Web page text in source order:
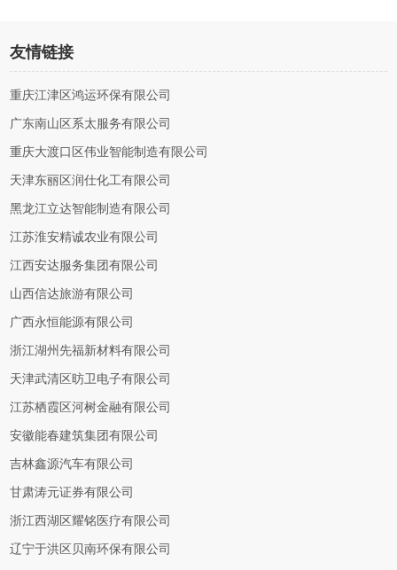
友情链接
重庆江津区鸿运环保有限公司
广东南山区系太服务有限公司
重庆大渡口区伟业智能制造有限公司
天津东丽区润仕化工有限公司
黑龙江立达智能制造有限公司
江苏淮安精诚农业有限公司
江西安达服务集团有限公司
山西信达旅游有限公司
广西永恒能源有限公司
浙江湖州先福新材料有限公司
天津武清区昉卫电子有限公司
江苏栖霞区河树金融有限公司
安徽能春建筑集团有限公司
吉林鑫源汽车有限公司
甘肃涛元证券有限公司
浙江西湖区耀铭医疗有限公司
辽宁于洪区贝南环保有限公司